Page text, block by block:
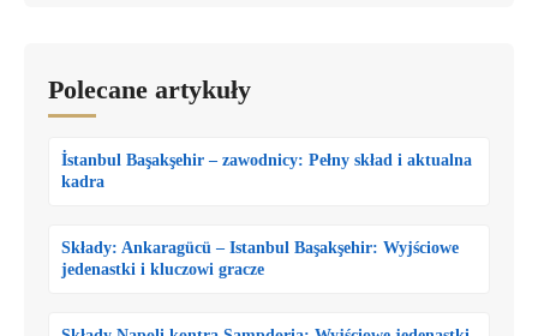
Polecane artykuły
İstanbul Başakşehir – zawodnicy: Pełny skład i aktualna
kadra
Składy: Ankaragücü – Istanbul Başakşehir: Wyjściowe
jedenastki i kluczowi gracze